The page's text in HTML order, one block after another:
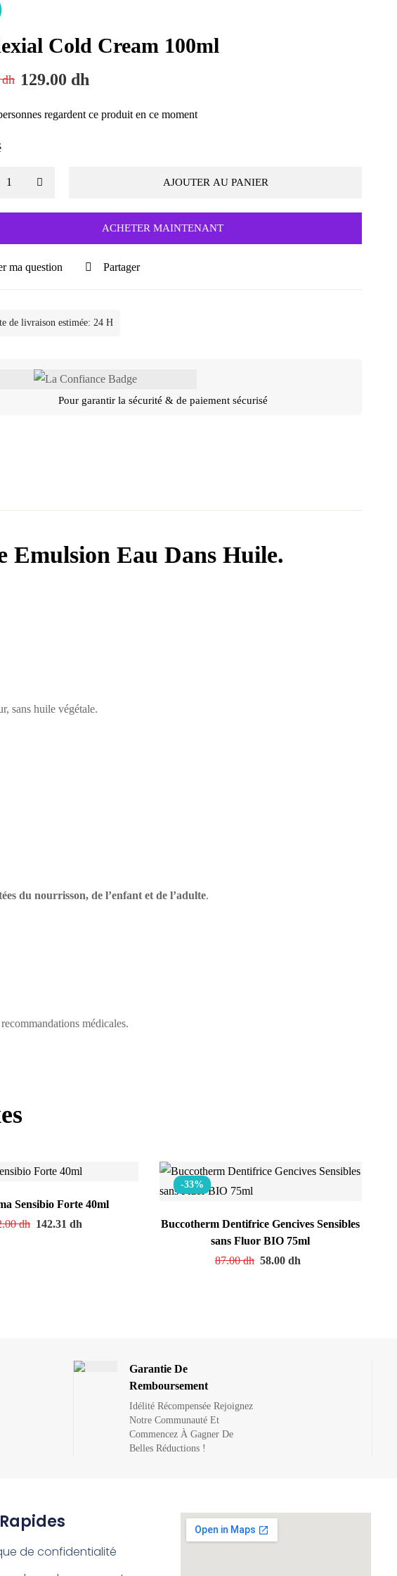
Cold Cream 100ml
dh 129.00 dh
regardent ce produit en ce moment
AJOUTER AU PANIER
ACHETER MAINTENANT
ma question Partager
de livraison estimée: 24 H
Pour garantir la sécurité & de paiement sécurisé
Emulsion Eau Dans Huile.
sans huile végétale.
du nourrisson, de l’enfant et de l’adulte.
médicales.
Sensibio Forte 40ml
dh 142.31dh
-33%
Buccotherm Dentifrice Gencives Sensibles
sans Fluor BIO 75ml
87.00dh 58.00 dh
Garantie De
Remboursement
Idélité Récompensée Rejoignez
Notre Communauté Et
Commencez À Gagner De
Belles Réductions !
de confidentialité